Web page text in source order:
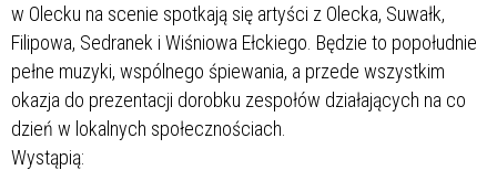
w Olecku na scenie spotkają się artyści z Olecka, Suwałk,
Filipowa, Sedranek i Wiśniowa Ełckiego. Będzie to popołudnie
pełne muzyki, wspólnego śpiewania, a przede wszystkim
okazja do prezentacji dorobku zespołów działających na co
dzień w lokalnych społecznościach.
Wystąpią: